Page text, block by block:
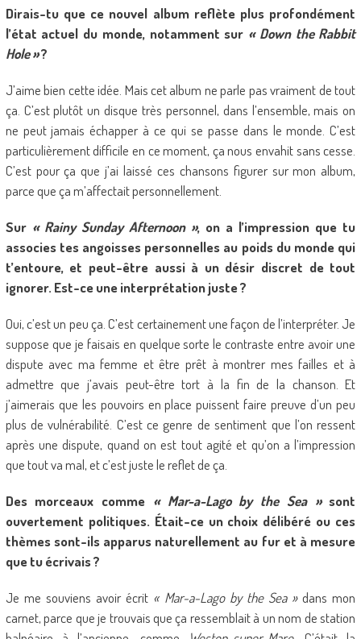
Dirais-tu que ce nouvel album reflète plus profondément
l’état actuel du monde, notamment sur « Down the Rabbit
Hole »?
J’aime bien cette idée. Mais cet album ne parle pas vraiment de tout
ça. C’est plutôt un disque très personnel, dans l’ensemble, mais on
ne peut jamais échapper à ce qui se passe dans le monde. C’est
particulièrement difficile en ce moment, ça nous envahit sans cesse.
C’est pour ça que j’ai laissé ces chansons figurer sur mon album,
parce que ça m’affectait personnellement.
Sur « Rainy Sunday Afternoon », on a l’impression que tu
associes tes angoisses personnelles au poids du monde qui
t’entoure, et peut-être aussi à un désir discret de tout
ignorer. Est-ce une interprétation juste ?
Oui, c’est un peu ça. C’est certainement une façon de l’interpréter. Je
suppose que je faisais en quelque sorte le contraste entre avoir une
dispute avec ma femme et être prêt à montrer mes failles et à
admettre que j’avais peut-être tort à la fin de la chanson. Et
j’aimerais que les pouvoirs en place puissent faire preuve d’un peu
plus de vulnérabilité. C’est ce genre de sentiment que l’on ressent
après une dispute, quand on est tout agité et qu’on a l’impression
que tout va mal, et c’est juste le reflet de ça.
Des morceaux comme « Mar-a-Lago by the Sea »sont
ouvertement politiques. Était-ce un choix délibéré ou ces
thèmes sont-ils apparus naturellement au fur et à mesure
que tu écrivais ?
Je me souviens avoir écrit « Mar-a-Lago by the Sea »dans mon
carnet, parce que je trouvais que ça ressemblait à un nom de station